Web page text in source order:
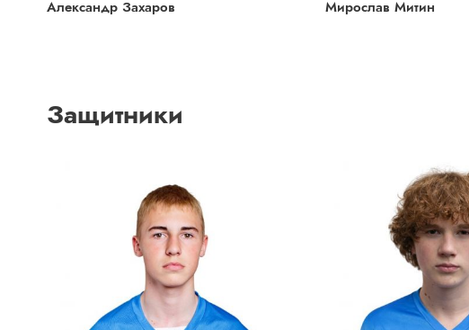
Александр Захаров Мирослав Митин
Защитники